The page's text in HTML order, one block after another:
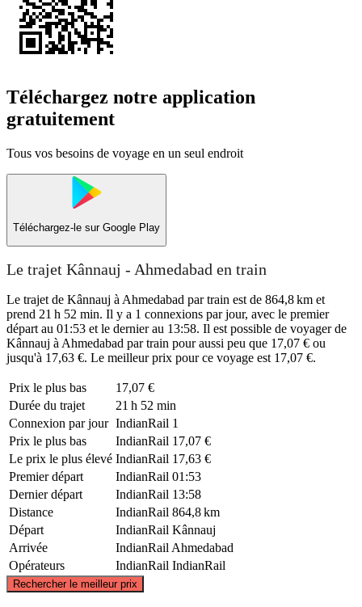
Téléchargez notre application
gratuitement
Tous vos besoins de voyage en un seul endroit
Téléchargez-le sur Google Play
Le trajet Kânnauj - Ahmedabad en train
Le trajet de Kânnauj à Ahmedabad par train est de 864,8 km et
prend 21 h 52 min. Il y a 1 connexions par jour, avec le premier
départ au 01:53 et le dernier au 13:58. Il est possible de voyager de
Kânnauj à Ahmedabad par train pour aussi peu que 17,07 € ou
jusqu'à 17,63 €. Le meilleur prix pour ce voyage est 17,07 €.
Prix ​​le plus bas
17,07 €
Durée du trajet
21 h 52 min
Connexion par jour IndianRail 1
Prix ​​le plus bas
IndianRail 17,07 €
Le prix le plus élevé IndianRail 17,63 €
Premier départ
IndianRail 01:53
Dernier départ
IndianRail 13:58
Distance
IndianRail 864,8 km
Départ
IndianRail Kânnauj
Arrivée
IndianRail Ahmedabad
Opérateurs
IndianRail IndianRail
Rechercher le meilleur prix
©CARTO, ©